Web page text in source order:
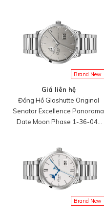
Brand New
Giá liên hệ
Đồng Hồ Glashutte Original
Senator Excellence Panorama
Date Moon Phase 1-36-04-
Brand New